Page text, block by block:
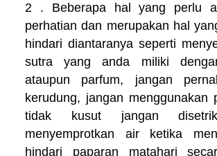
2 . Beberapa hal yang perlu
perhatian dan merupakan hal
hindari diantaranya seperti
sutra yang anda miliki
ataupun parfum, jangan
kerudung, jangan menggunakan
tidak kusut jangan
menyemprotkan air ketika
hindari paparan matahari